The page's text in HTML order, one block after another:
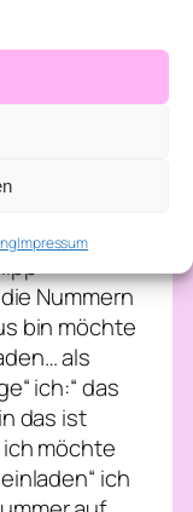
Impressum
den
meinen
und sah
wenn
sie
wurde rot
Nummern
bin möchte
als
ich:“ das
das ist
ich möchte
ich